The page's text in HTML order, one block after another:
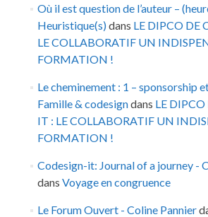
Où il est question de l’auteur –
Heuristique(s)dans LE DIPCO DE
LE COLLABORATIF UN
FORMATION !
Le cheminement : 1 – sponsorship
Famille & codesigndans LE
IT : LE COLLABORATIF UN
FORMATION !
Codesign-it: Journal of a journey -
dans Voyage en congruence
Le Forum Ouvert - Coline Pannier